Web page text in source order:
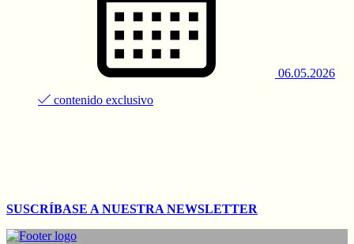
06.05.2026
contenido exclusivo
SUSCRÍBASE A NUESTRA NEWSLETTER